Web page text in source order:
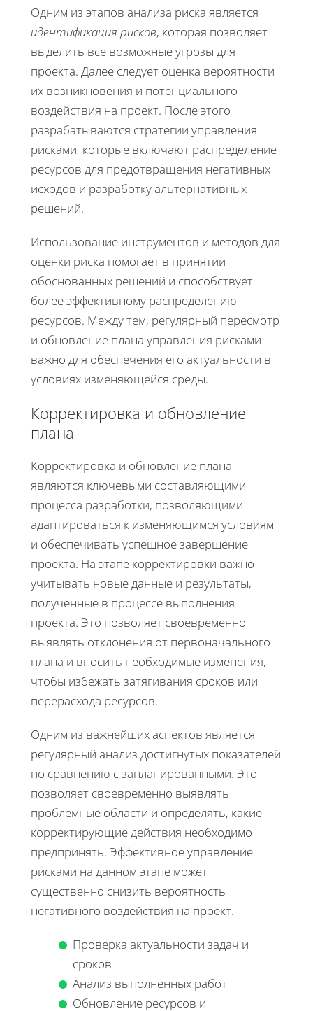
Одним из этапов анализа риска является
идентификация рисков, которая позволяет
выделить все возможные угрозы для
проекта. Далее следует оценка вероятности
их возникновения и потенциального
воздействия на проект. После этого
разрабатываются стратегии управления
рисками, которые включают распределение
ресурсов для предотвращения негативных
исходов и разработку альтернативных
решений.
Использование инструментов и методов для
оценки риска помогает в принятии
обоснованных решений и способствует
более эффективному распределению
ресурсов. Между тем, регулярный пересмотр
и обновление плана управления рисками
важно для обеспечения его актуальности в
условиях изменяющейся среды.
Корректировка и обновление
плана
Корректировка и обновление плана
являются ключевыми составляющими
процесса разработки, позволяющими
адаптироваться к изменяющимся условиям
и обеспечивать успешное завершение
проекта. На этапе корректировки важно
учитывать новые данные и результаты,
полученные в процессе выполнения
проекта. Это позволяет своевременно
выявлять отклонения от первоначального
плана и вносить необходимые изменения,
чтобы избежать затягивания сроков или
перерасхода ресурсов.
Одним из важнейших аспектов является
регулярный анализ достигнутых показателей
по сравнению с запланированными. Это
позволяет своевременно выявлять
проблемные области и определять, какие
корректирующие действия необходимо
предпринять. Эффективное управление
рисками на данном этапе может
существенно снизить вероятность
негативного воздействия на проект.
Проверка актуальности задач и
сроков
Анализ выполненных работ
Обновление ресурсов и